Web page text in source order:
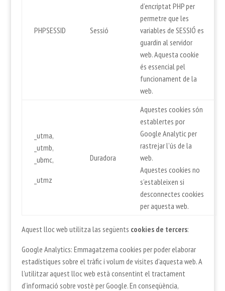
PHPSESSID Sessió
d’encriptat PHP per
permetre que les
variables de SESSIÓ es
guardin al servidor
web. Aquesta cookie
és essencial pel
funcionament de la
web.
_utma,
_utmb,
_ubmc,
_utmz
Duradora
Aquestes cookies són
establertes por
Google Analytic per
rastrejar l’ús de la
web.
Aquestes cookies no
s’estableixen si
desconnectes cookies
per aquesta web.
Aquest lloc web utilitza las següents cookies de tercers:
Google Analytics: Emmagatzema cookies per poder elaborar
estadístiques sobre el tràfic i volum de visites d’aquesta web. A
l’utilitzar aquest lloc web està consentint el tractament
d’informació sobre vostè per Google. En conseqüència,